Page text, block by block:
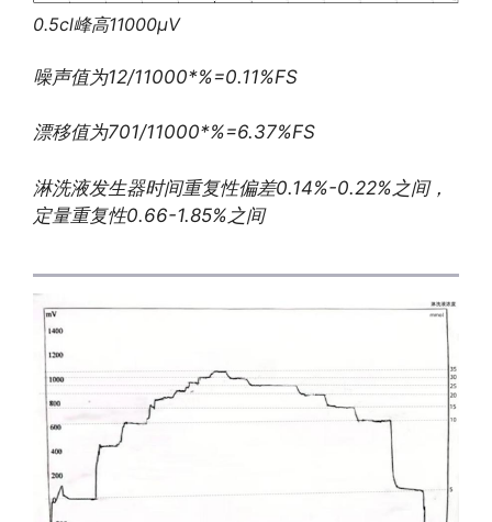
0.5cl峰高11000μV
噪声值为12/11000*%=0.11%FS
漂移值为701/11000*%=6.37%FS
淋洗液发生器时间重复性偏差0.14%-0.22%之间，
定量重复性0.66-1.85%之间